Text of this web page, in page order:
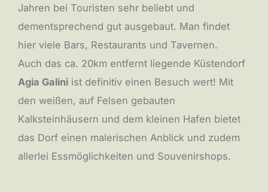
Jahren bei Touristen sehr beliebt und
dementsprechend gut ausgebaut. Man findet
hier viele Bars, Restaurants und Tavernen.
Auch das ca. 20km entfernt liegende Küstendorf
Agia Galini ist definitiv einen Besuch wert! Mit
den weißen, auf Felsen gebauten
Kalksteinhäusern und dem kleinen Hafen bietet
das Dorf einen malerischen Anblick und zudem
allerlei Essmöglichkeiten und Souvenirshops.